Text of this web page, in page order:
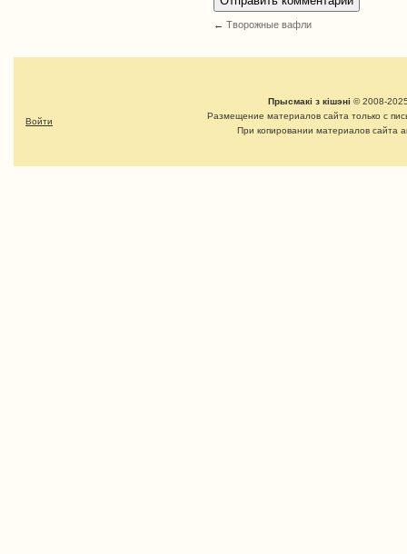
← Творожные вафли
Войти
Прысмакі з кішэні © 2008-
Размещение материалов сайта только с
При копировании материалов сайта